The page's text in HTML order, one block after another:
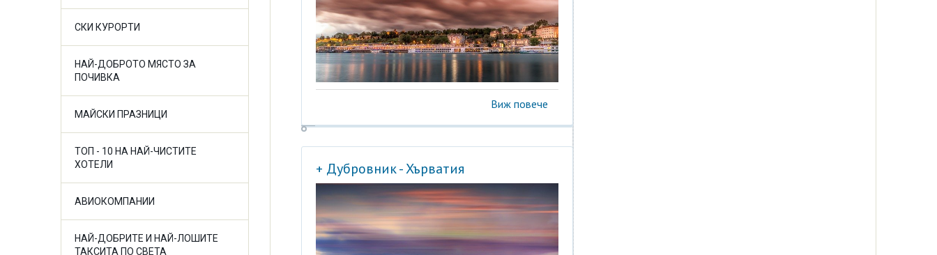
СКИ КУРОРТИ
НАЙ-ДОБРОТО МЯСТО ЗА
ПОЧИВКА
МАЙСКИ ПРАЗНИЦИ
ТОП - 10 НА НАЙ-ЧИСТИТЕ
ХОТЕЛИ
АВИОКОМПАНИИ
НАЙ-ДОБРИТЕ И НАЙ-ЛОШИТЕ
ТАКСИТА ПО СВЕТА
Виж повече
+ Дубровник - Хърватия